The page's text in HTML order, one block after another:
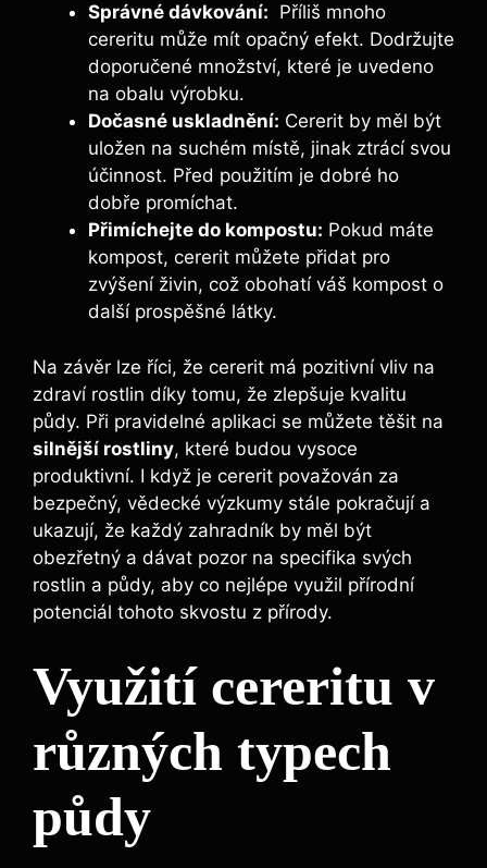
Správné dávkování: ⁢ Příliš ‌mnoho
cereritu může mít opačný efekt.⁤ Dodržujte
doporučené množství, které je uvedeno
na obalu výrobku.
Dočasné⁤ uskladnění: Cererit​ by měl být
uložen na suchém místě, jinak ztrácí svou
účinnost. Před použitím ⁣je dobré ho
dobře promíchat.
Přimíchejte do kompostu: Pokud⁢ máte
kompost, cererit můžete přidat pro
zvýšení živin, což obohatí váš‌ kompost o
další prospěšné látky.
Na závěr lze říci, že ⁢cererit má pozitivní vliv na
zdraví rostlin díky tomu, že zlepšuje kvalitu
půdy. ⁢Při pravidelné ​aplikaci se můžete těšit na
silnější rostliny, které‌ budou vysoce⁢
produktivní. I když je cererit považován za
bezpečný, vědecké výzkumy stále pokračují a
ukazují,​ že každý zahradník by měl být
obezřetný a dávat pozor na specifika svých⁤
rostlin a půdy, aby co nejlépe využil přírodní
potenciál tohoto skvostu z přírody.
Využití cereritu v
různých typech
půdy